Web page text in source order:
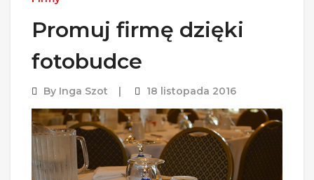
Promuj firmę dzięki
fotobudce
By Inga Szot 18 listopada 2016